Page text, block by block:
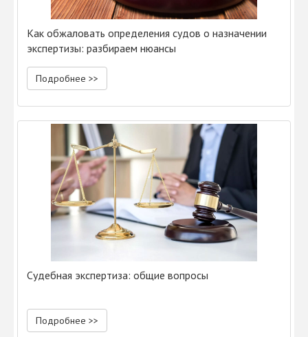
Как обжаловать определения судов о назначении
экспертизы: разбираем нюансы
Подробнее >>
Судебная экспертиза: общие вопросы
Подробнее >>